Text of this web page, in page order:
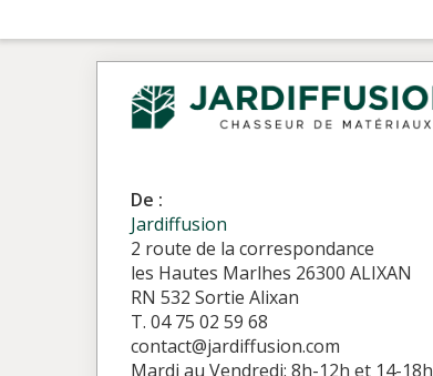
De :
Jardiffusion
2 route de la correspondance
les Hautes Marlhes 26300 ALIXAN
RN 532 Sortie Alixan
T. 04 75 02 59 68
contact@jardiffusion.com
Mardi au Vendredi: 8h-12h et 14-18h